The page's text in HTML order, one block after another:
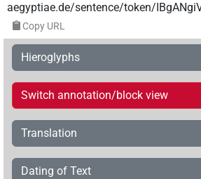
aegyptiae.de/sentence/token/
Copy URL
Hieroglyphs
Switch annotation/block view
Translation
Dating of Text